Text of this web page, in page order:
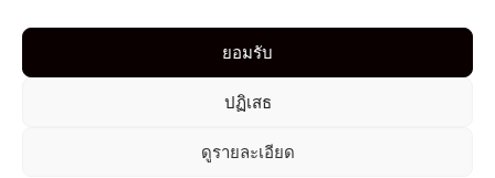
ยอมรับ
ปฏิเสธ
ดูรายละเอียด
ลอตเตอรี่
264 ล้าน
รับล้างรถเก็บ
สัปดาห์
บอลโลก 2022